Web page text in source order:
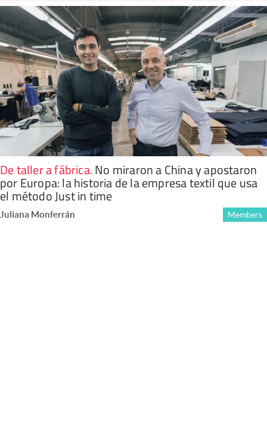
De taller a fábrica.No miraron a China y apostaron
por Europa: la historia de la empresa textil que usa
el método Just in time
Juliana Monferrán Members